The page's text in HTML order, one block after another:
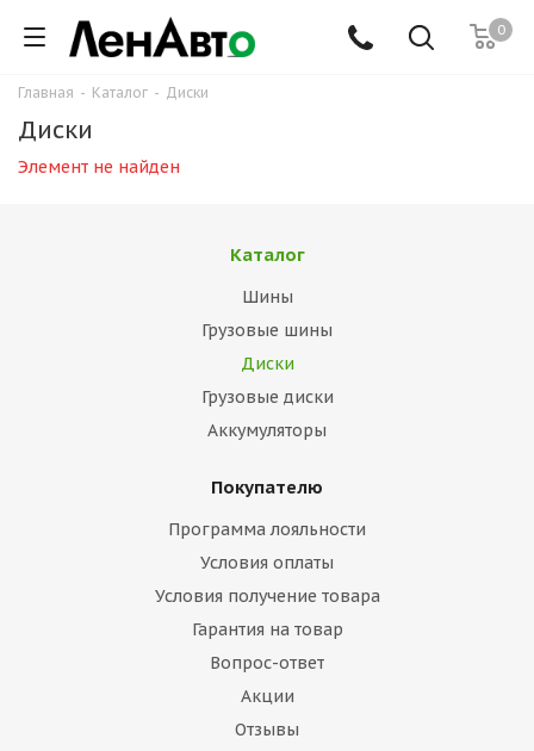
0
Главная - Каталог - Диски
Диски
Элемент не найден
Каталог
Шины
Грузовые шины
Диски
Грузовые диски
Аккумуляторы
Покупателю
Программа лояльности
Условия оплаты
Условия получение товара
Гарантия на товар
Вопрос-ответ
Акции
Отзывы